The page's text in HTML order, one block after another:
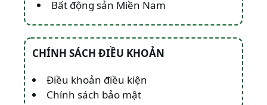
Bất động sản Miền Nam
CHÍNH SÁCH ĐIỀU KHOẢN
Điều khoản điều kiện
Chính sách bảo mật